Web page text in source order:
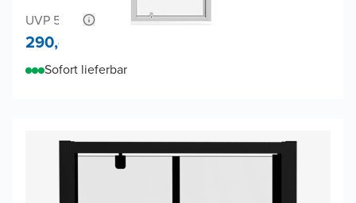
UVP 540,-
290,-
Sofort lieferbar